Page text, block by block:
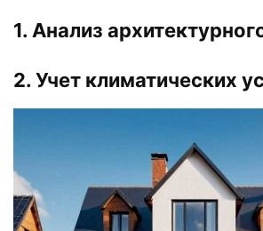
1. Анализ
2. Учет климатических